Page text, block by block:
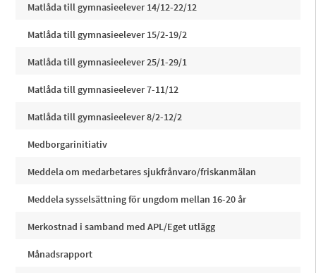
Matlåda till gymnasieelever 14/12-22/12
Matlåda till gymnasieelever 15/2-19/2
Matlåda till gymnasieelever 25/1-29/1
Matlåda till gymnasieelever 7-11/12
Matlåda till gymnasieelever 8/2-12/2
Medborgarinitiativ
Meddela om medarbetares sjukfrånvaro/friskanmälan
Meddela sysselsättning för ungdom mellan 16-20 år
Merkostnad i samband med APL/Eget utlägg
Månadsrapport